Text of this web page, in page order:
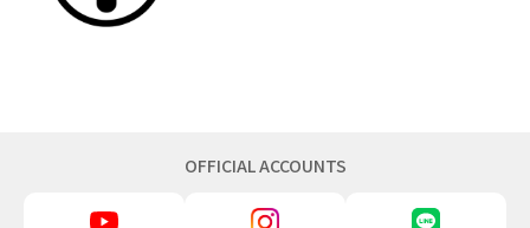
OFFICIAL ACCOUNTS